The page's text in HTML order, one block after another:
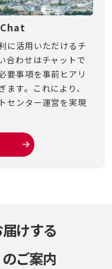
に活用いただけるチ
合わせはチャットで
要事項を事前ヒアリ
す。これにより、
センター運営を実現
けする
ご案内